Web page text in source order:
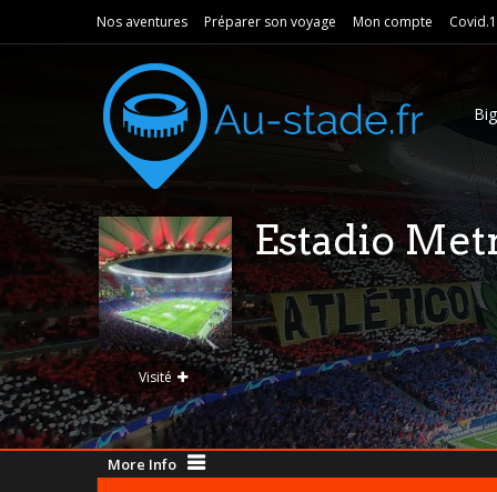
Nos aventures Préparer son voyage Mon compte
Visité
Estadio
More Info